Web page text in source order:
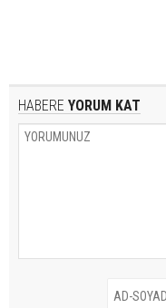
HABERE YORUM KAT